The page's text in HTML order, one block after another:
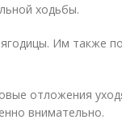
ходьбы.
Им также
отложения
внимательно.